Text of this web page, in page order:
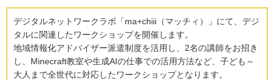
デジタルネットワークラボ「ma+chiii（マッチィ）」にて、デジ
タルに関連したワークショップを開催します。
地域情報化アドバイザー派遣制度を活用し、2名の講師をお招き
し、Minecraft教室や生成AIの仕事での活用方法など、子ども～
大人まで全世代に対応したワークショップとなります。